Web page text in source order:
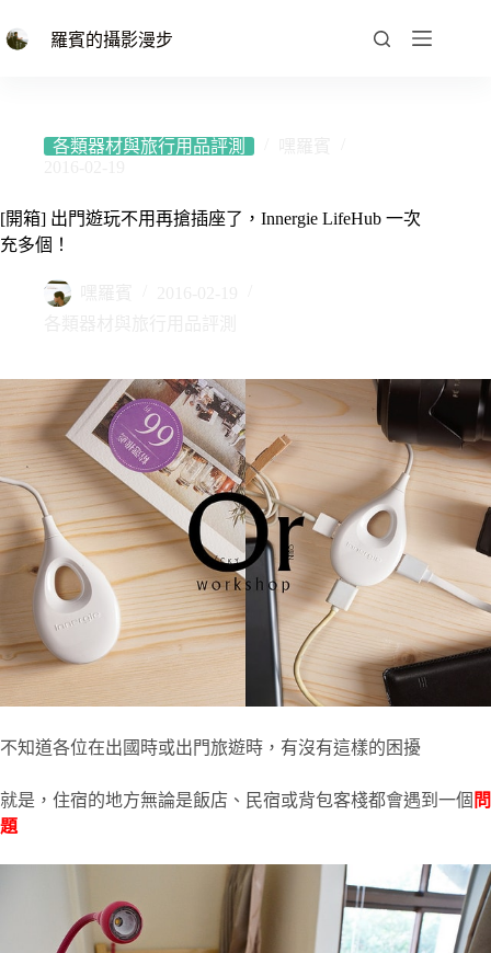
至
羅賓的攝影漫步
各類器材與旅行用品評測
[開箱] 出門遊玩不用再搶插座了，Innergie LifeHub 一次
充多個！
不知道各位在出國時或出門旅遊時，有沒有這樣的困擾
就是，住宿的地方無論是飯店、民宿或背包客棧都會遇到一個 問
題